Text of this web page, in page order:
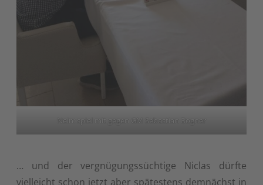
Nein: spiel mit gegen GM Sebastian Bogner
… und der vergnügungssüchtige Niclas dürfte
vielleicht schon jetzt aber spätestens demnächst in